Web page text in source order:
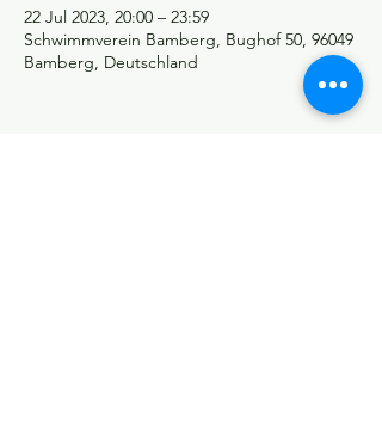
22 Jul 2023, 20:00 – 23:59
Schwimmverein Bamberg, Bughof 50, 96049
Bamberg, Deutschland